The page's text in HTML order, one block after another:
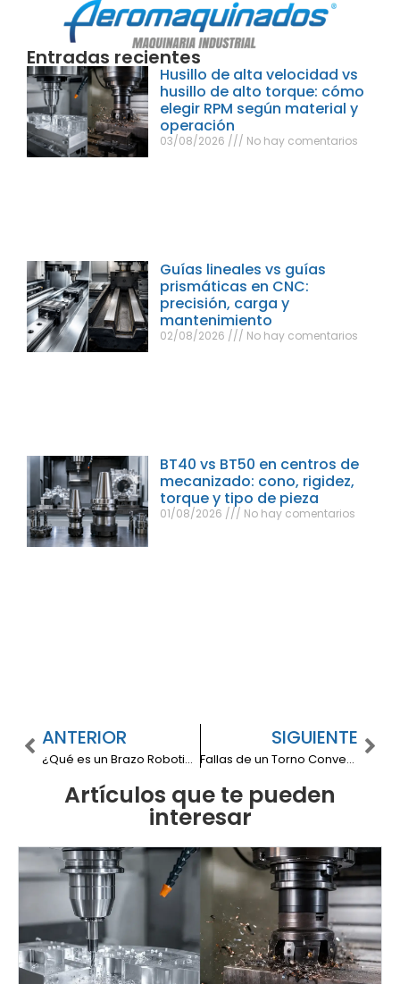
Entradas recientes
Husillo de alta velocidad vs
husillo de alto torque: cómo
elegir RPM según material y
operación
03/08/2026 No hay comentarios
Guías lineales vs guías
prismáticas en CNC:
precisión, carga y
mantenimiento
02/08/2026 No hay comentarios
BT40 vs BT50 en centros de
mecanizado: cono, rigidez,
torque y tipo de pieza
01/08/2026 No hay comentarios
ANTERIOR
¿Qué es un Brazo Robotico Soldador y Cómo Transforma la Industria?
SIGUIENTE
Fallas de un Torno Convencional: Causas, Consecuencias y Cómo Evitarlas
Artículos que te pueden
interesar